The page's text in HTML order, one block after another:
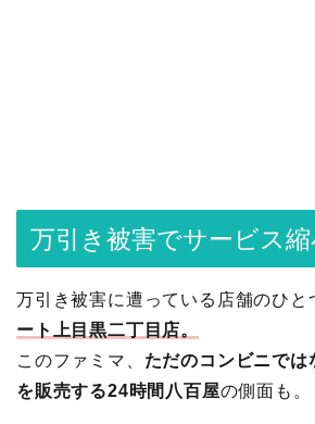
万引き被害でサービス
万引き被害に遭っている店舗のひと
ート上目黒二丁目店。
このファミマ、 ただのコンビニでは
を販売する24時間八百屋の側面も。